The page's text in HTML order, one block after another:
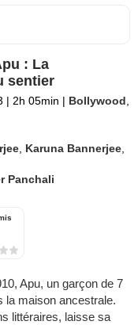
: La
sentier
| 2h 05min | Bollywood
Karuna Bannerjee
Panchali
Apu, un garçon de 7
la maison ancestrale.
littéraires, laisse sa